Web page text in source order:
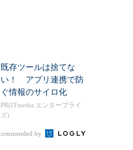
既存ツールは捨てな
い！ アプリ連携で防
ぐ情報のサイロ化
PR(ITmedia エンタープライ
ズ)
by